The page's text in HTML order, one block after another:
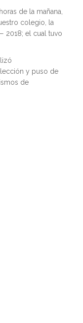
de la mañana,
colegio, la
2018; el cual tuvo
y puso de
de